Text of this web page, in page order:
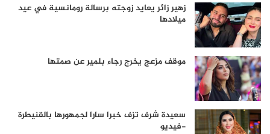
زهير زائر يعايد زوجته برسالة رومانسية في عيد
ميلادها
موقف مزعج يخرج رجاء بلمير عن صمتها
سعيدة شرف تزف خبرا سارا لجمهورها بالقنيطرة
-فيديو